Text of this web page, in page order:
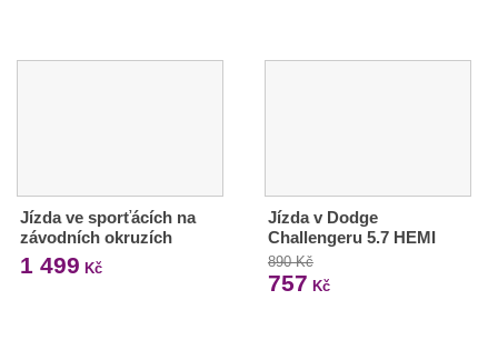
Jízda ve sporťácích na
závodních okruzích
1 499 Kč
Jízda v Dodge
Challengeru 5.7 HEMI
890 Kč
757 Kč